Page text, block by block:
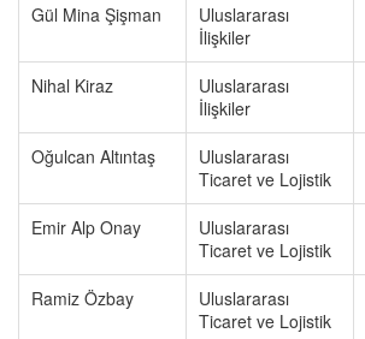
Gül Mina Şişman
Uluslararası
İlişkiler
Nihal Kiraz
Uluslararası
İlişkiler
Oğulcan Altıntaş
Uluslararası
Ticaret ve Lojistik
Emir Alp Onay
Uluslararası
Ticaret ve Lojistik
Ramiz Özbay
Uluslararası
Ticaret ve Lojistik